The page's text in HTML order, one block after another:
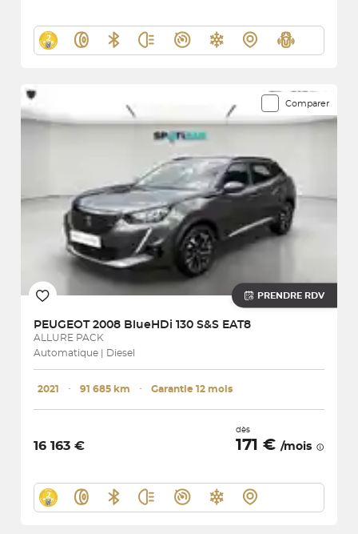
Comparer
PRENDRE RDV
PEUGEOT 2008 BlueHDi 130 S&S EAT8
ALLURE PACK
Automatique | Diesel
2021 ･ 91 685 km ･ Garantie 12 mois
16 163 €
dès
171 € /mois